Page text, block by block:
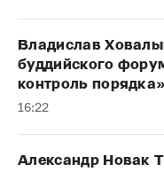
Владислав
буддийского
контроль порядка»
16:22
Александр Новак